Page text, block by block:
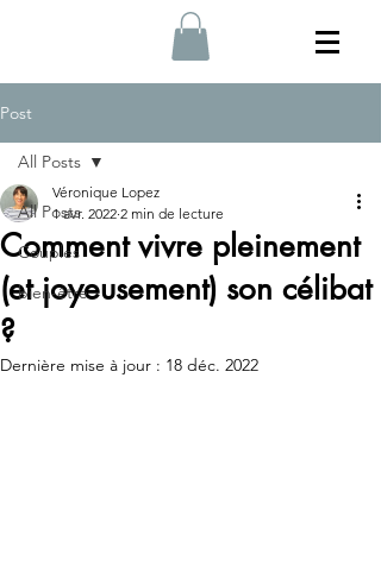
Post
All Posts
Couples
bien-être
All Posts
Comment vivre pleinement
(et joyeusement) son célibat
?
Véronique Lopez
1 avr. 2022 2 min de lecture
Dernière mise à jour : 18 déc. 2022